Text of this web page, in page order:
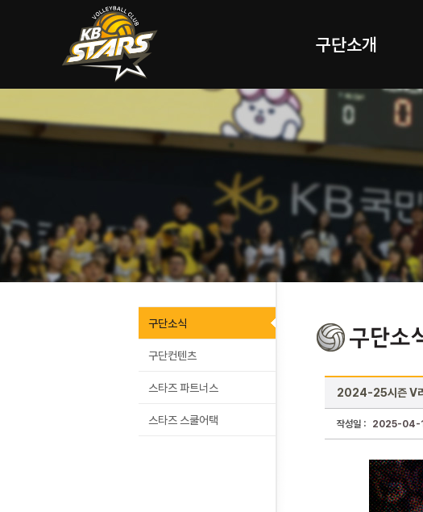
구단소개
구단소식
구단컨텐츠
스타즈 파트너스
스타즈 스쿨어택
2024-25시즌 V
작성일 : 2025-04-